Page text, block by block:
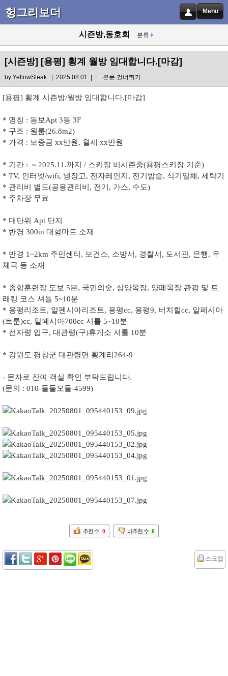
헝그리보더 Menu
시즌방,동호회 분류
[시즌방] [용평] 횡계 월방 임대합니다.[마감]
byYellowSteak| 2025.08.01 | | 본문 건너뛰기
[용평] 횡계 시즌방/월방 임대합니다.[마감]
* 명칭 : 동보Apt 3동 3F
* 구조 : 원룸(26.8m2)
* 가격 : 보증금 xx만원, 월세 xx만원
* 기간 : ~ 2025.11.까지 / 스키장 비시즌중(용평스키장 기준)
* TV, 인터넷/wifi, 냉장고, 전자레인지, 전기밥솥, 식기일체, 세탁기
* 관리비 별도(공용관리비, 전기, 가스, 수도)
* 주차장 무료
* 대단위 Apt 단지
* 반경 300m 대형마트 소재
* 반경 1~2km 주민센터, 보건소, 소방서, 경찰서, 도서관, 은행, 우
체국 등 소재
* 종합훈련장 도보 5분, 국민의숲, 삼양목장, 양떼목장 관광 및 트
래킹 코스 셔틀 5~10분
* 용평리조트, 알펜시아리조트, 용평cc, 용평9, 버치힐cc, 알페시아
(트룬)cc, 알페시아700cc 셔틀 5~10분
* 선자령 입구, 대관령(구)휴게소 셔틀 10분
* 강원도 평창군 대관령면 횡계리264-9
- 문자로 잔여 객실 확인 부탁드립니다.
(문의 : 010-둘둘오둘-4599)
추천 수 0 비추천 수 0
스크랩